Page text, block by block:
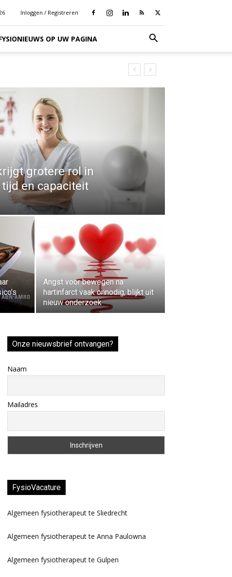
Inloggen / Registreren
OP UW PAGINA
grotere rol in
en capaciteit
Angst voor bewegen na
hartinfarct vaak onnodig, blijkt uit
nieuw onderzoek
Onze nieuwsbrief ontvangen?
Naam
Mailadres
FysioVacature
Algemeen fysiotherapeut te Sliedrecht
Algemeen fysiotherapeut te Anna Paulowna
Algemeen fysiotherapeut te Gulpen